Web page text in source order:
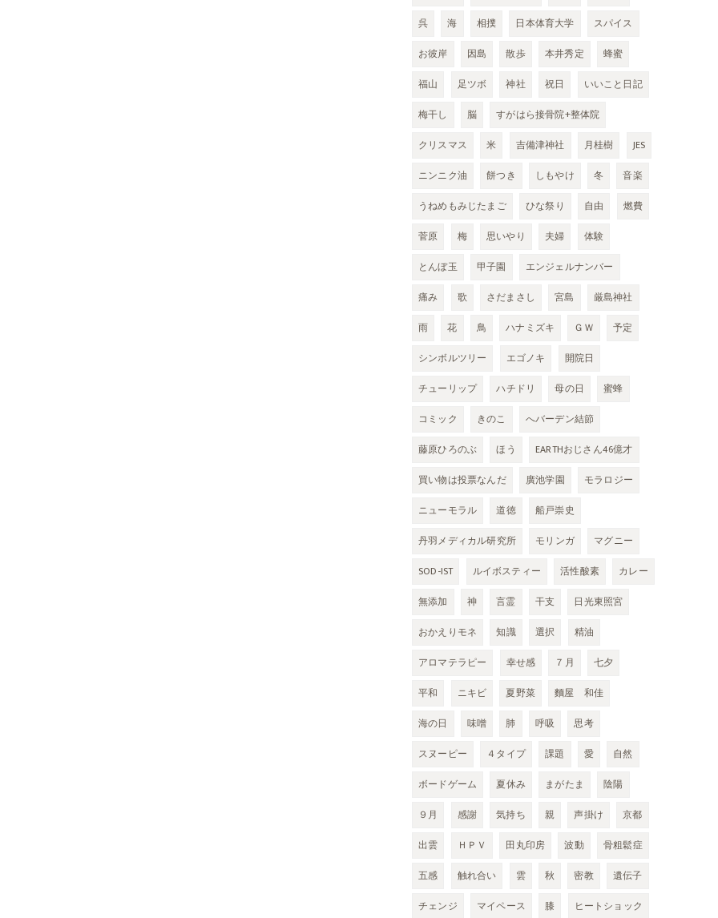
呉
海 相撲 日本体育大学
スパイス
お彼岸
因島 散歩 本井秀定
蜂蜜
福山
足ツボ 神社 祝日
いいこと日記
梅干し
脳
すがはら接骨院+整体院
クリスマス
米 吉備津神社 月桂樹
JES
ニンニク油
餅つき しもやけ 冬
音楽
うねめもみじたまご
ひな祭り 自由
燃費
菅原
梅 思いやり 夫婦
体験
とんぼ玉
甲子園
エンジェルナンバー
痛み
歌 さだまさし 宮島
厳島神社
雨
花 鳥 ハナミズキ ＧＷ
予定
シンボルツリー
エゴノキ
開院日
チューリップ
ハチドリ 母の日
蜜蜂
コミック
きのこ
へバーデン結節
藤原ひろのぶ
ほう
EARTHおじさん46億才
買い物は投票なんだ
廣池学園
モラロジー
ニューモラル
道徳
船戸崇史
丹羽メディカル研究所
モリンガ
マグニー
SOD-IST
ルイボスティー 活性酸素
カレー
無添加
神 言霊 干支
日光東照宮
おかえりモネ
知識 選択
精油
アロマテラピー
幸せ感 ７月
七夕
平和
ニキビ 夏野菜
麵屋 和佳
海の日
味噌 肺 呼吸
思考
スヌーピー
４タイプ 課題 愛
自然
ボードゲーム
夏休み まがたま
陰陽
９月
感謝 気持ち 親 声掛け
京都
出雲
ＨＰＶ 田丸印房 波動
骨粗鬆症
五感
触れ合い 雲 秋 密教
遺伝子
チェンジ
マイペース 膝 ヒートショック